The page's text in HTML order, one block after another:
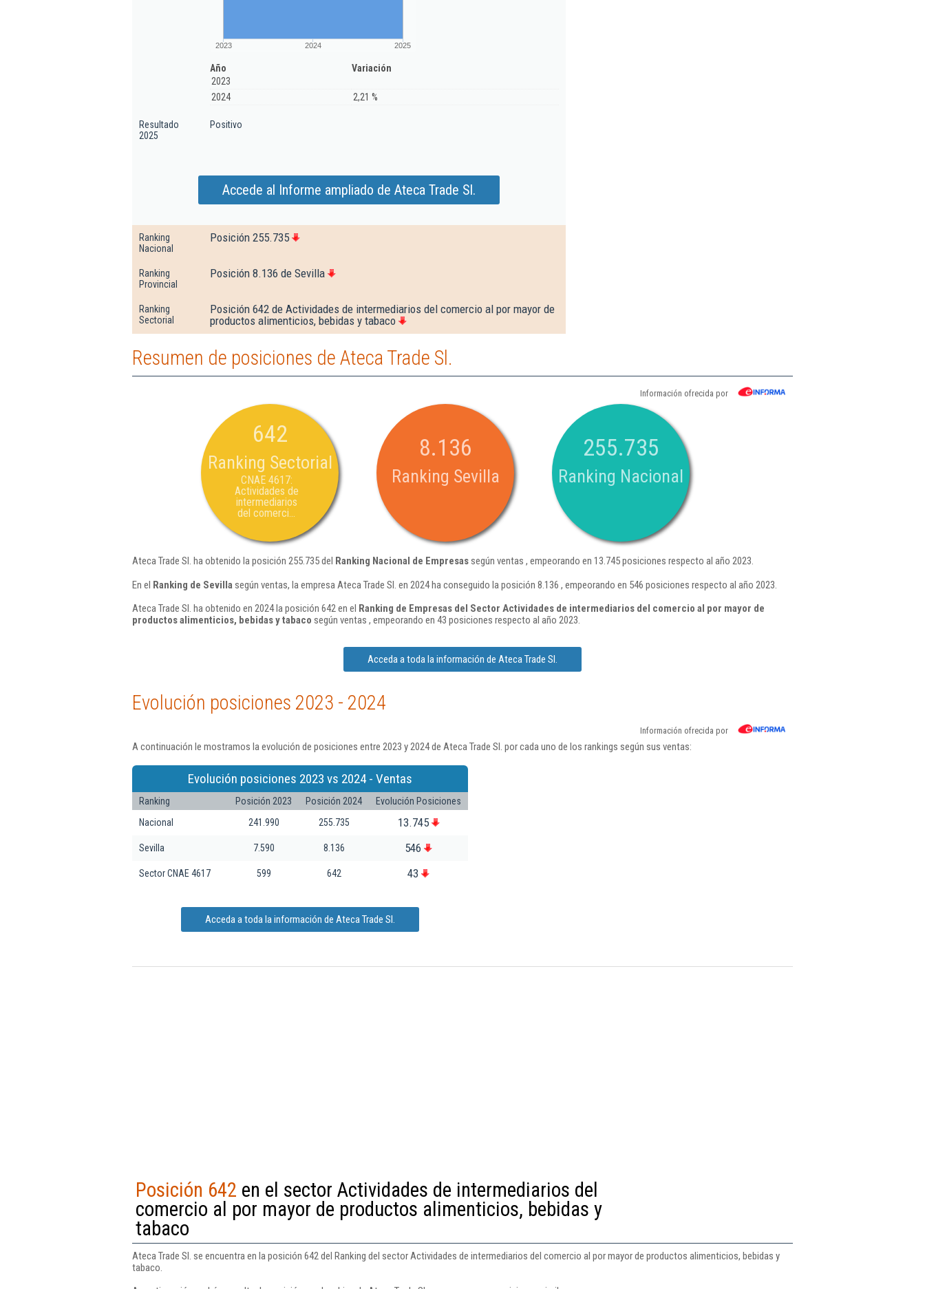
2023 2024 2025
Año
Variación
2023
2024
2,21 %
Resultado
2025
Positivo
Accede al Informe ampliado de Ateca Trade Sl.
Ranking
Nacional
Posición 255.735
Ranking
Provincial
Posición 8.136 de Sevilla
Ranking
Sectorial
Posición 642 de Actividades de intermediarios del comercio al por mayor de
productos alimenticios, bebidas y tabaco
Resumen de posiciones de Ateca Trade Sl.
Información ofrecida por
642
Ranking Sectorial
CNAE 4617:
Actividades de
intermediarios
del comerci...
8.136
Ranking Sevilla
255.735
Ranking Nacional
Ateca Trade Sl. ha obtenido la posición 255.735 del Ranking Nacional de Empresassegún ventas , empeorando en 13.745 posiciones respecto al año 2023.
En el Ranking de Sevilla según ventas, la empresa Ateca Trade Sl. en 2024 ha conseguido la posición 8.136 , empeorando en 546 posiciones respecto al año 2023.
Ateca Trade Sl. ha obtenido en 2024 la posición 642 en el Ranking de Empresas del Sector Actividades de intermediarios del comercio al por mayor de
productos alimenticios, bebidas y tabaco según ventas , empeorando en 43 posiciones respecto al año 2023.
Acceda a toda la información de Ateca Trade Sl.
Evolución posiciones 2023 - 2024
Información ofrecida por
A continuación le mostramos la evolución de posiciones entre 2023 y 2024 de Ateca Trade Sl. por cada uno de los rankings según sus ventas:
Evolución posiciones 2023 vs 2024 - Ventas
Ranking Posición 2023 Posición 2024
Evolución Posiciones
Nacional
241.990 255.735 13.745
Sevilla 7.590 8.136 546
Sector CNAE 4617 599 642 43
Acceda a toda la información de Ateca Trade Sl.
Posición 642 en el sector Actividades de intermediarios del
comercio al por mayor de productos alimenticios, bebidas y
tabaco
Ateca Trade Sl. se encuentra en la posición 642 del Ranking del sector Actividades de intermediarios del comercio al por mayor de productos alimenticios, bebidas y
tabaco.